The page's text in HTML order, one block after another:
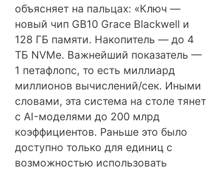
объясняет на пальцах: «Ключ —
новый чип GB10 Grace Blackwell и
128 ГБ памяти. Накопитель — до 4
ТБ NVMe. Важнейший показатель —
1 петафлопс, то есть миллиард
миллионов вычислений/сек. Иными
словами, эта система на столе тянет
с AI-моделями до 200 млрд
коэффициентов. Раньше это было
доступно только для единиц с
возможностью использовать